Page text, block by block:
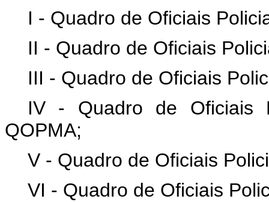
I - Quadro de Oficiais
II - Quadro de Oficiais
III - Quadro de Oficiais
IV - Quadro de Oficiais
QOPMA;
V - Quadro de Oficiais
VI - Quadro de Oficiais